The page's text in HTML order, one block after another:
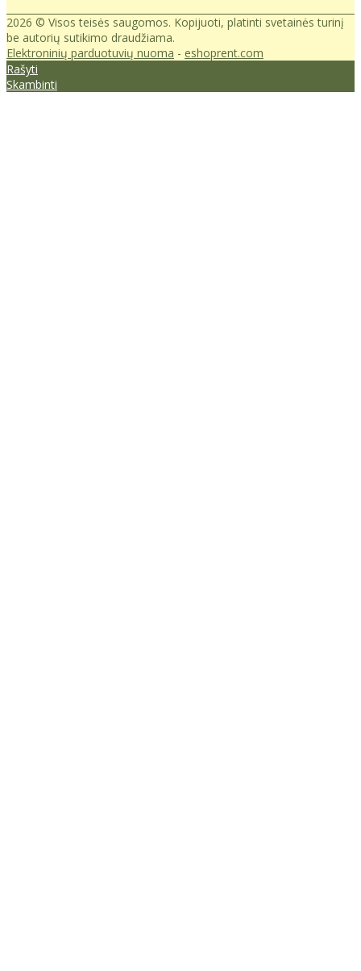
2026 © Visos teisės saugomos. Kopijuoti, platinti svetainės turinį
be autorių sutikimo draudžiama.
Elektroninių parduotuvių nuoma - eshoprent.com
Rašyti
Skambinti